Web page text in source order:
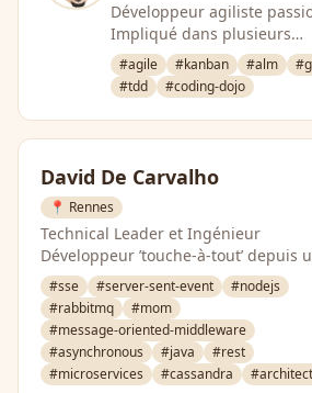
Développeur agiliste
Impliqué dans plusieurs
initiatives de l’ouest autour
code ou de …
#agile #kanban #alm
#tdd
#coding-dojo
David De Carvalho
📍 Rennes
Technical Leader et Ingénieur
Développeur ’touche-à-tout’ depuis
dizaine d’années (13 ans). …
#sse #server-sent-event
#nodejs
#rabbitmq
#mom
#message-oriented-middleware
#asynchronous
#java
#rest
#microservices
#cassandra